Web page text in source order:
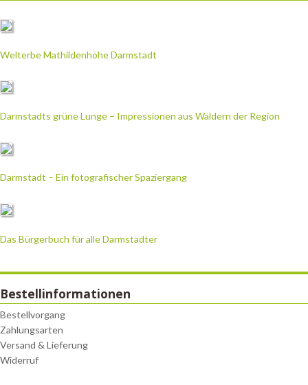
Welterbe Mathildenhöhe Darmstadt
Darmstadts grüne Lunge – Impressionen aus Wäldern der Region
Darmstadt – Ein fotografischer Spaziergang
Das Bürgerbuch für alle Darmstädter
Bestellinformationen
Bestellvorgang
Zahlungsarten
Versand & Lieferung
Widerruf